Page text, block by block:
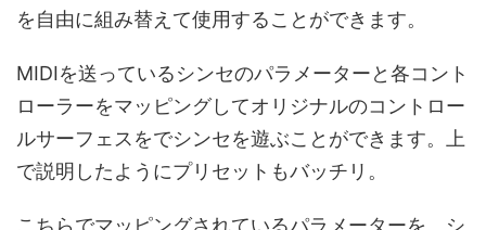
を自由に組み替えて使用することができます。
MIDIを送っているシンセのパラメーターと各コント
ローラーをマッピングしてオリジナルのコントロー
ルサーフェスをでシンセを遊ぶことができます。上
で説明したようにプリセットもバッチリ。
こちらでマッピングされているパラメーターを、シ